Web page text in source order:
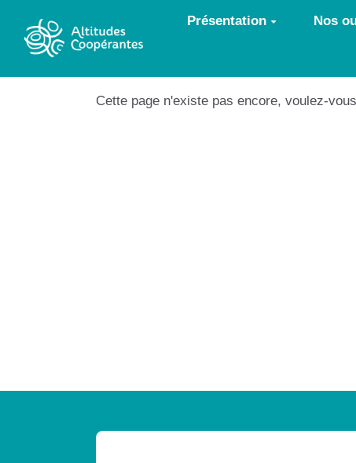
Aller au contenu principal Présentation Nos
Cette page n'existe pas encore, voulez-